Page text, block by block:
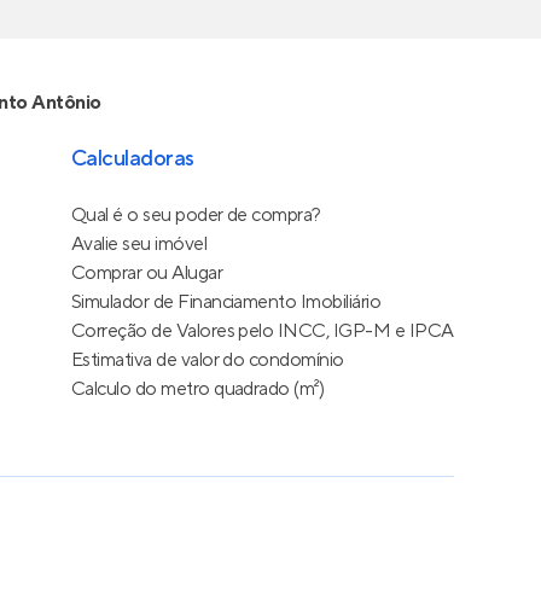
Antônio
Calculadoras
Qual é o seu poder de compra?
Avalie seu imóvel
Comprar ou Alugar
Simulador de Financiamento Imobiliário
Correção de Valores pelo INCC, IGP-M e IPCA
Estimativa de valor do condomínio
Calculo do metro quadrado (m²)